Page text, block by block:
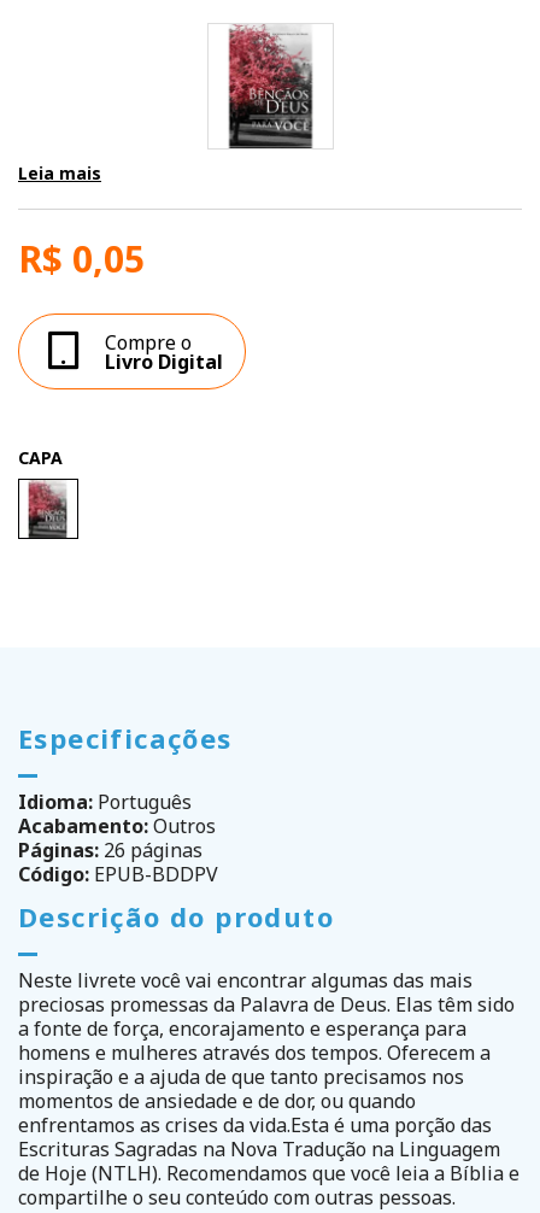
Leia mais
R$ 0,05
Compre o
Livro Digital
CAPA
Especificações
Idioma: Português
Acabamento:Outros
Páginas: 26 páginas
Código: EPUB-BDDPV
Descrição do produto
Neste livrete você vai encontrar algumas das mais
preciosas promessas da Palavra de Deus. Elas têm sido
a fonte de força, encorajamento e esperança para
homens e mulheres através dos tempos. Oferecem a
inspiração e a ajuda de que tanto precisamos nos
momentos de ansiedade e de dor, ou quando
enfrentamos as crises da vida.Esta é uma porção das
Escrituras Sagradas na Nova Tradução na Linguagem
de Hoje (NTLH). Recomendamos que você leia a Bíblia e
compartilhe o seu conteúdo com outras pessoas.